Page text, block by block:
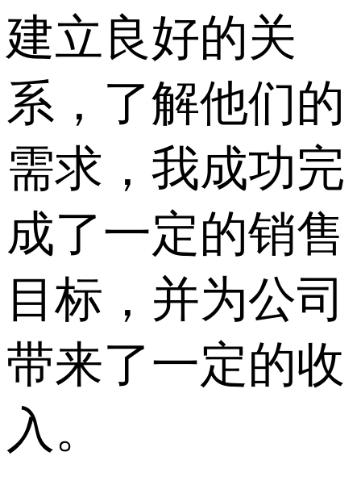
建立良好的关
系，了解他们的
需求，我成功完
成了一定的销售
目标，并为公司
带来了一定的收
入。